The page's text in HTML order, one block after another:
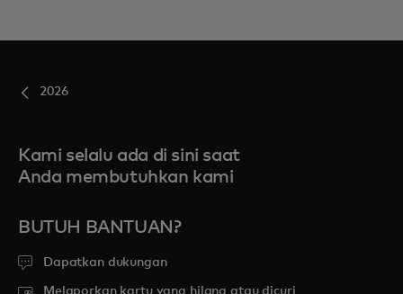
2026
Kami selalu ada di sini saat
Anda membutuhkan kami
BUTUH BANTUAN?
Dapatkan dukungan
Melaporkan kartu yang hilang atau dicuri